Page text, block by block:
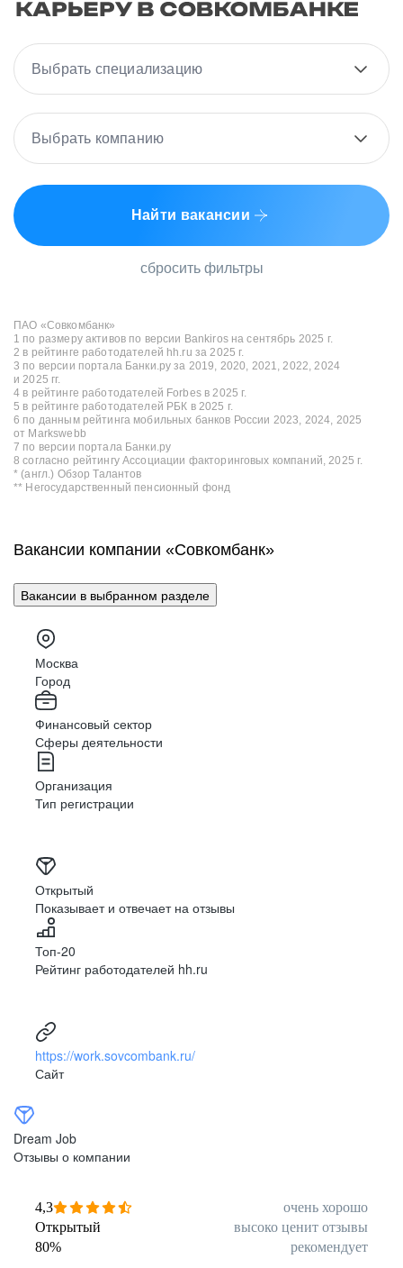
Выбрать специализацию
Выбрать компанию
Найти вакансии
сбросить фильтры
ПАО «Совкомбанк»
1 по размеру активов по версии Bankiros на сентябрь 2025 г.
2 в рейтинге работодателей hh.ru за 2025 г.
3 по версии портала Банки.ру за 2019, 2020, 2021, 2022, 2024
и 2025 гг.
4 в рейтинге работодателей Forbes в 2025 г.
5 в рейтинге работодателей РБК в 2025 г.
6 по данным рейтинга мобильных банков России 2023, 2024, 2025
от Markswebb
7 по версии портала Банки.ру
8 согласно рейтингу Ассоциации факторинговых компаний, 2025 г.
* (англ.) Обзор Талантов
** Негосударственный пенсионный фонд
Вакансии компании «Совкомбанк»
Вакансии в выбранном разделе
Москва
Город
Финансовый сектор
Сферы деятельности
Организация
Тип регистрации
Открытый
Показывает и отвечает на отзывы
Топ-20
Рейтинг работодателей hh.ru
https://work.sovcombank.ru/
Сайт
Dream Job
Отзывы о компании
4,3
очень хорошо
Открытый
высоко ценит отзывы
80% рекомендует